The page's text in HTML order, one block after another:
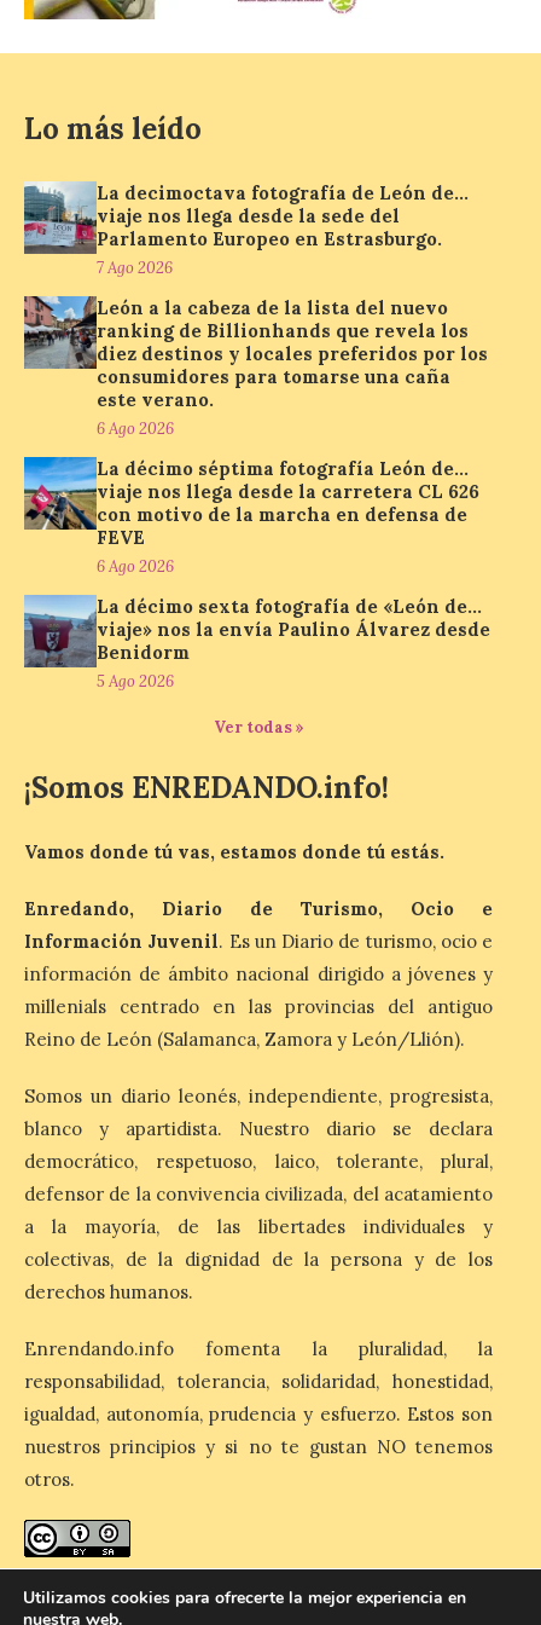
localizar y disfrutar del
eclipse solar del 12 de
7 Ago 2026
Se trata de un visor web
que permite conocer la
posición exacta del Sol y
así localizar el lugar ideal
para observar el eclipse
solar del 12 de agosto de 2026 sin
obstáculos. El visor es una herramienta a
la […]
Paradores renueva su
compromiso con La Vuelta
como patrocinador oficial
7 Ago 2026
La cadena hotelera pública
volverá a estar presente
en la zona de descanso
junto al control de firmas
y, como novedad, en el
para los ciclistas. El recorrido de La
Vuelta discurrirá junto a 17 […]
Última llamada: Eclipse
total del 12 de agosto.
precio
7 Ago 2026
León es la provincia más
económica (116€/noche),
más agotadas: solo un 4%
de alojamientos libres.
Zamora, Palencia y Álava son las
provincias con menos margen: apenas un
1% de los alojamientos siguen libres para
esas […]
El eclipse genera un boom
precios desorbitados,
según SiteMinder
planificación: reservas más anticipadas y
estancias más breves en torno al evento.
Lo más leído
La decimoctava fotografía de León de…
viaje nos llega desde la sede del
Parlamento Europeo en Estrasburgo.
7 Ago 2026
León a la cabeza de la lista del nuevo
ranking de Billionhands que revela los
diez destinos y locales preferidos por los
consumidores para tomarse una caña
este verano.
6 Ago 2026
La décimo séptima fotografía León de…
viaje nos llega desde la carretera CL 626
con motivo de la marcha en defensa de
FEVE
6 Ago 2026
La décimo sexta fotografía de «León de…
viaje» nos la envía Paulino Álvarez desde
Benidorm
5 Ago 2026
Ver todas »
¡Somos ENREDANDO.info!
Vamos donde tú vas, estamos donde tú estás.
Enredando, Diario de Turismo, Ocio e
Información Juvenil. Es un Diario de turismo, ocio e
información de ámbito nacional dirigido a jóvenes y
millenials centrado en las provincias del antiguo
Reino de León (Salamanca, Zamora y León/Llión).
Somos un diario leonés, independiente, progresista,
blanco y apartidista. Nuestro diario se declara
democrático, respetuoso, laico, tolerante, plural,
defensor de la convivencia civilizada, del acatamiento
a la mayoría, de las libertades individuales y
colectivas, de la dignidad de la persona y de los
derechos humanos.
Enrendando.info fomenta la pluralidad, la
responsabilidad, tolerancia, solidaridad, honestidad,
igualdad, autonomía, prudencia y esfuerzo. Estos son
nuestros principios y si no te gustan NO tenemos
otros.
Reconocimiento-CompartirIgual 4.0 Internacional
Utilizamos cookies para ofrecerte la mejor experiencia en
nuestra web.